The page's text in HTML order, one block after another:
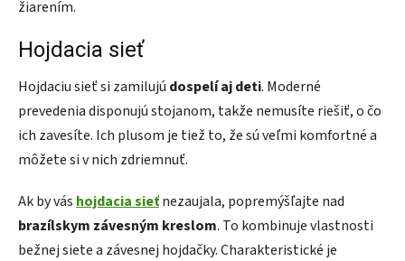
žiarením.
Hojdacia sieť
Hojdaciu sieť si zamilujú dospelí aj deti. Moderné
prevedenia disponujú stojanom, takže nemusíte riešiť, o čo
ich zavesíte. Ich plusom je tiež to, že sú veľmi komfortné a
môžete si v nich zdriemnuť.
Ak by vás hojdacia sieťnezaujala, popremýšľajte nad
brazílskym závesným kreslom. To kombinuje vlastnosti
bežnej siete a závesnej hojdačky. Charakteristické je